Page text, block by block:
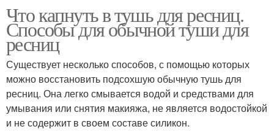
Что капнуть в тушь для ресниц.
Способы для обычной туши для
ресниц
Существует несколько способов, с помощью которых
можно восстановить подсохшую обычную тушь для
ресниц. Она легко смывается водой и средствами для
умывания или снятия макияжа, не является водостойкой
и не содержит в своем составе силикон.